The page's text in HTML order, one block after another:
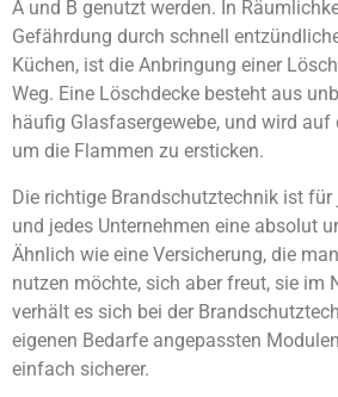
A und B genutzt werden. In
Gefährdung durch schnell
Küchen, ist die Anbringung einer
Weg. Eine Löschdecke besteht aus
häufig Glasfasergewebe, und wird auf
um die Flammen zu ersticken.
Die richtige Brandschutztechnik ist
und jedes Unternehmen eine absolut
Ähnlich wie eine Versicherung, die
nutzen möchte, sich aber freut, sie im
verhält es sich bei der
eigenen Bedarfe angepassten
einfach sicherer.